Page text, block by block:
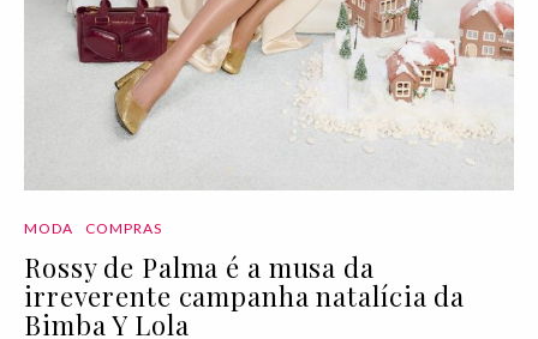
MODA COMPRAS
Rossy de Palma é a musa da
irreverente campanha natalícia da
Bimba Y Lola